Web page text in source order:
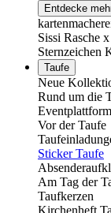
Entdecke
Sissi Rasche
Sternzeichen
Taufe
Neue
Rund um die
Eventplattform
Vor der Taufe
Sticker Taufe
Am Tag der
Taufkerzen
Kirchenheft